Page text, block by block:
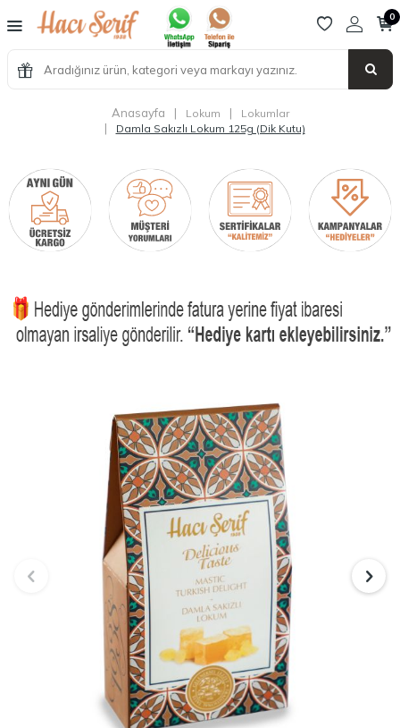
0
Anasayfa | Lokum | Lokumlar
| Damla Sakızlı Lokum 125g (Dik Kutu)